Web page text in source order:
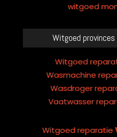
witgoed
Witgoed
Witgoed
Wasmachine
Wasdroger
Vaatwasser
Witgoed reparatie